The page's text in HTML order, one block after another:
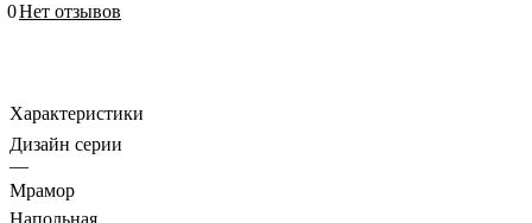
0Нет отзывов
Характеристики
Дизайн серии
—
Мрамор